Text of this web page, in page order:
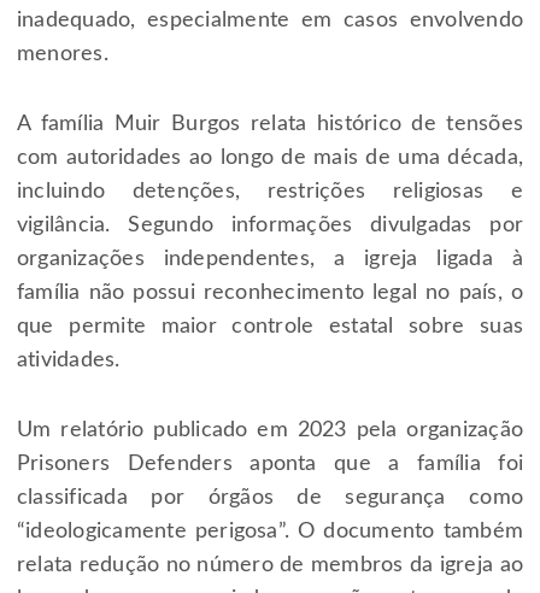
inadequado, especialmente em casos envolvendo
menores.
A família Muir Burgos relata histórico de tensões
com autoridades ao longo de mais de uma década,
incluindo detenções, restrições religiosas e
vigilância. Segundo informações divulgadas por
organizações independentes, a igreja ligada à
família não possui reconhecimento legal no país, o
que permite maior controle estatal sobre suas
atividades.
Um relatório publicado em 2023 pela organização
Prisoners Defenders aponta que a família foi
classificada por órgãos de segurança como
“ideologicamente perigosa”. O documento também
relata redução no número de membros da igreja ao